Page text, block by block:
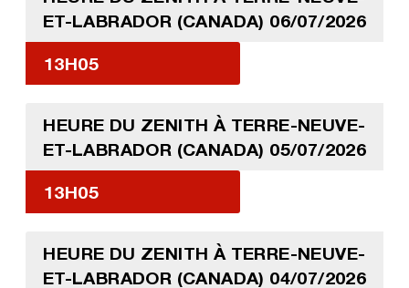
ET-LABRADOR (CANADA) 06/07/2026
13H05
HEURE DU ZENITH À TERRE-NEUVE-
ET-LABRADOR (CANADA) 05/07/2026
13H05
HEURE DU ZENITH À TERRE-NEUVE-
ET-LABRADOR (CANADA) 04/07/2026